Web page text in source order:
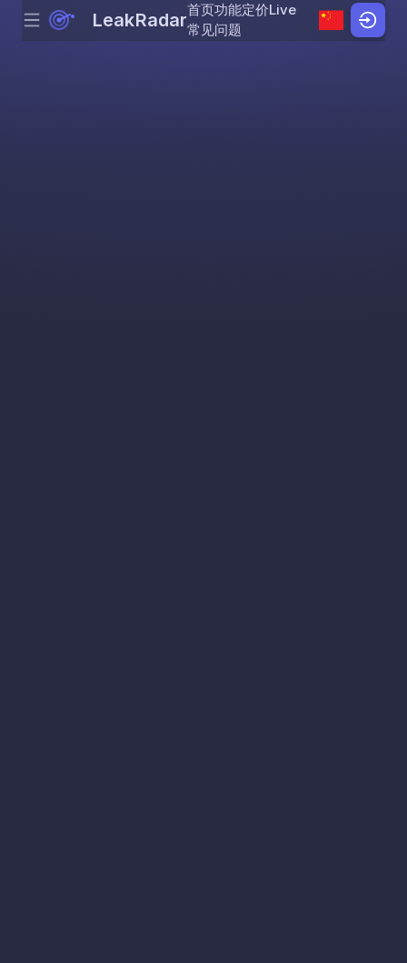
Skip to content
Menu LeakRadar首页功能定价Live
常见问题